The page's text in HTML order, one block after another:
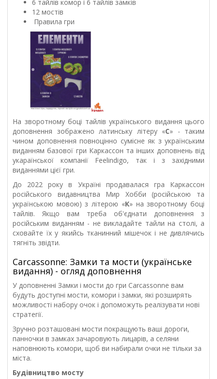
6 тайлів комор і 6 тайлів замків
12 мостів
Правила гри
На зворотному боці тайлів українського видання цього
доповнення зображено латинську літеру «C» - таким
чином доповнення повноцінно сумісне як з українським
виданням базової гри Каркассон та інших доповнень від
укараїнської компанії Feelindigo, так і з західними
виданнями цієї гри.
До 2022 року в Україні продавалася гра Каркассон
російського видавництва Мир Хобби (російською та
українською мовою) з літерою «К» на зворотному боці
тайлів. Якщо вам треба об'єднати доповнення з
російським виданням - не викладайте тайли на столі, а
сховайте їх у якийсь тканинний мішечок і не дивлячись
тягніть звідти.
Carcassonne: Замки та мости (українське
видання) - огляд доповнення
У доповненні Замки і мости до гри Carcassonne вам
будуть доступні мости, комори і замки, які розширять
можливості набору очок і допоможуть реалізувати нові
стратегії.
Зручно розташовані мости покращують ваші дороги,
панночки в замках зачаровують лицарів, а селяни
наповнюють комори, щоб ви набирали очки не тільки за
міста.
Будівництво мосту